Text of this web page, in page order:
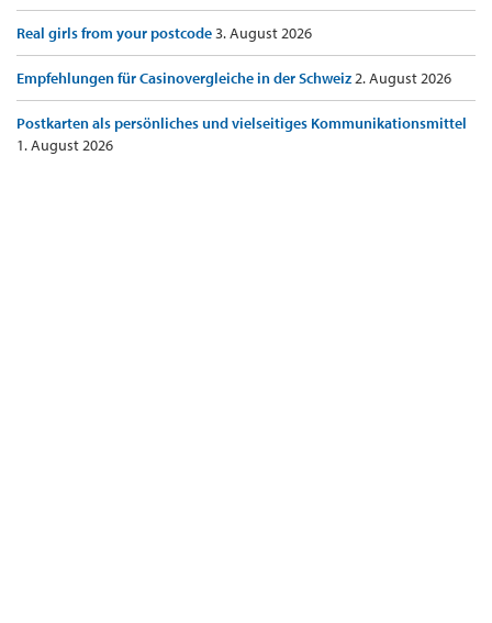
Real girls from your postcode3. August 2026
Empfehlungen für Casinovergleiche in der Schweiz2. August 2026
Postkarten als persönliches und vielseitiges Kommunikationsmittel
1. August 2026